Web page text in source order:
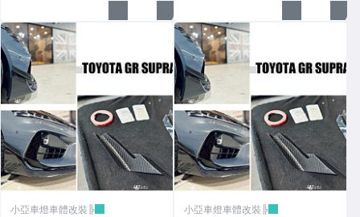
小亞車燈車體改裝╠ 小亞車燈車體改裝╠